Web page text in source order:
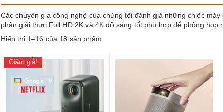
Các chuyên gia công nghệ của chúng tôi đánh giá những chiếc
phân giải thực Full HD 2K và 4K độ sáng tốt phù hợp để phòng họp
Hiển thị 1–16 của 18 sản phẩm
Giảm giá!